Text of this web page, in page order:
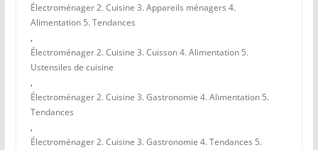
Électroménager 2. Cuisine 3. Appareils ménagers 4.
Alimentation 5. Tendances
,
Électroménager 2. Cuisine 3. Cuisson 4. Alimentation 5.
Ustensiles de cuisine
,
Électroménager 2. Cuisine 3. Gastronomie 4. Alimentation 5.
Tendances
,
Électroménager 2. Cuisine 3. Gastronomie 4. Tendances 5.